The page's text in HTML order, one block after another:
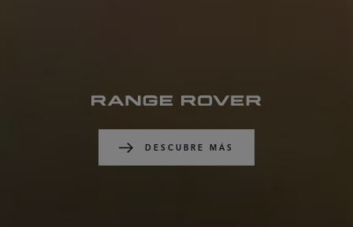
DESCUBRE MÁS